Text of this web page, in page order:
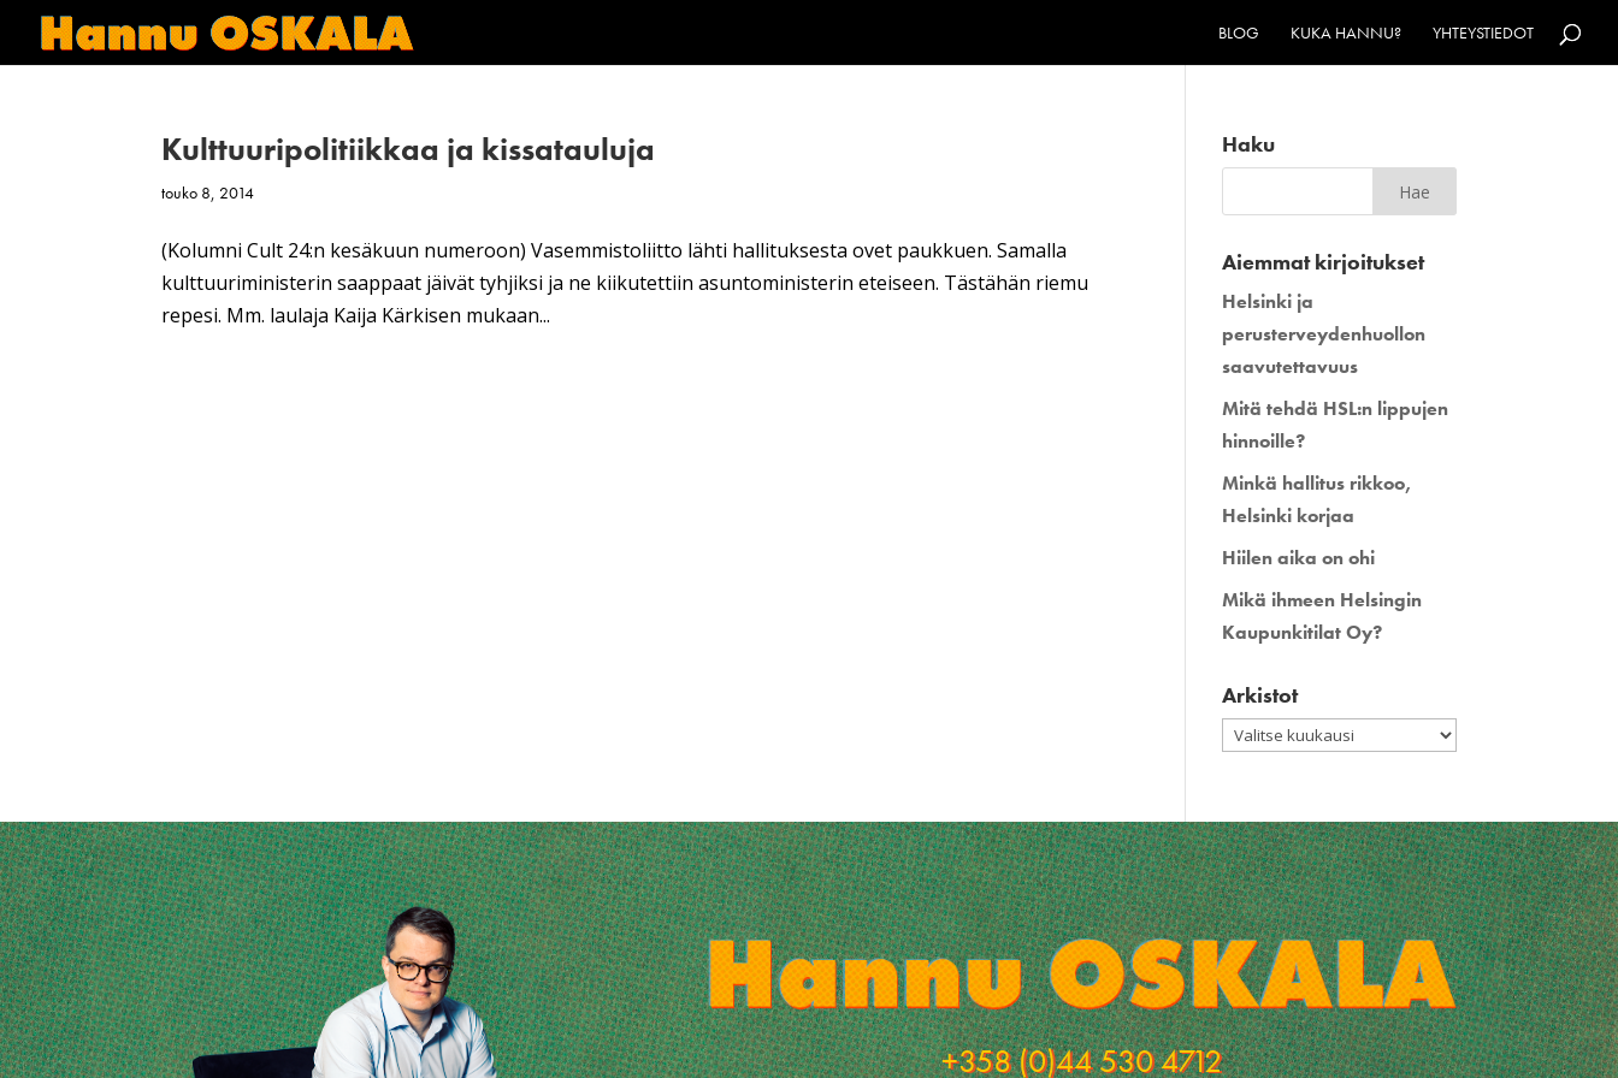
BLOG KUKA HANNU? YHTEYSTIEDOT
Kulttuuripolitiikkaa ja kissatauluja
touko 8, 2014
(Kolumni Cult 24:n kesäkuun numeroon) Vasemmistoliitto lähti hallituksesta ovet paukkuen. Samalla
kulttuuriministerin saappaat jäivät tyhjiksi ja ne kiikutettiin asuntoministerin eteiseen. Tästähän riemu
repesi. Mm. laulaja Kaija Kärkisen mukaan...
Haku
Aiemmat kirjoitukset
Helsinki ja
perusterveydenhuollon
saavutettavuus
Mitä tehdä HSL:n lippujen
hinnoille?
Minkä hallitus rikkoo,
Helsinki korjaa
Hiilen aika on ohi
Mikä ihmeen Helsingin
Kaupunkitilat Oy?
Arkistot
Arkistot
+358 (0)44 530 4712